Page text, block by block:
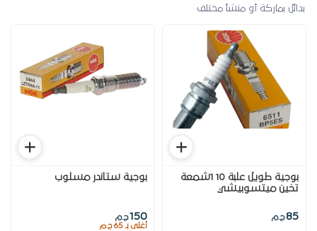
بدائل بماركة أو منشأ مختلف
بوجية طويل علبة 10 1شمعة
تخين ميتسوبيشي
85ج.م
بوجية ستاندر مسلوب
150ج.م
أغلى بـ 65 ج.م